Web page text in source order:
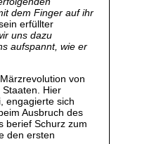
dem Finger auf ihr
erfüllter
uns dazu
aufspannt, wie er
von
Staaten. Hier
engagierte sich
Ausbruch des
berief Schurz zum
den ersten